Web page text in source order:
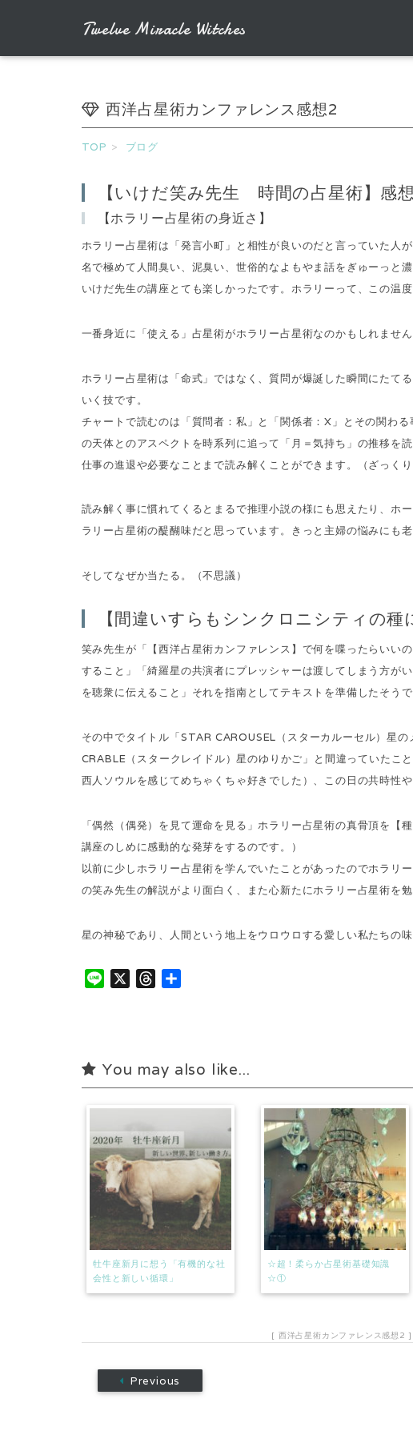
Twelve Miracle Witches
西洋占星術カンファレンス感想2
TOP ブログ
【いけだ笑み先生 時間の占星術】感想
【ホラリー占星術の身近さ】
ホラリー占星術は「発言小町」と相性が良いのだと言っていた
名で極めて人間臭い、泥臭い、世俗的なよもやま話をぎゅーっと
いけだ先生の講座とても楽しかったです。ホラリーって、この温
一番身近に「使える」占星術がホラリー占星術なのかもしれません
ホラリー占星術は「命式」ではなく、質問が爆誕した瞬間にたて
いく技です。
チャートで読むのは「質問者：私」と「関係者：X」とその関わ
の天体とのアスペクトを時系列に追って「月＝気持ち」の推移を
仕事の進退や必要なことまで読み解くことができます。（ざっくり
読み解く事に慣れてくるとまるで推理小説の様にも思えたり、ホ
ラリー占星術の醍醐味だと思っています。きっと主婦の悩みにも
そしてなぜか当たる。（不思議）
【間違いすらもシンクロニシティの種
笑み先生が「【西洋占星術カンファレンス】で何を喋ったらいい
すること」「綺羅星の共演者にプレッシャーは渡してしまう方が
を聴衆に伝えること」それを指南としてテキストを準備したそうで
その中でタイトル「STAR CAROUSEL（スターカルーセル）星
CRABLE（スタークレイドル）星のゆりかご」と間違っていたこ
西人ソウルを感じてめちゃくちゃ好きでした）、この日の共時性
「偶然（偶発）を見て運命を見る」ホラリー占星術の真骨頂を
講座のしめに感動的な発芽をするのです。）
以前に少しホラリー占星術を学んでいたことがあったのでホラリ
の笑み先生の解説がより面白く、また心新たにホラリー占星術を
星の神秘であり、人間という地上をウロウロする愛しい私たちの
d
s
You may also like...
牡牛座新月に想う「有機的な社
会性と新しい循環」
☆超！柔らか占星術基礎知識
☆①
[ 西洋占星術カンファレンス感想2 ]
Previous